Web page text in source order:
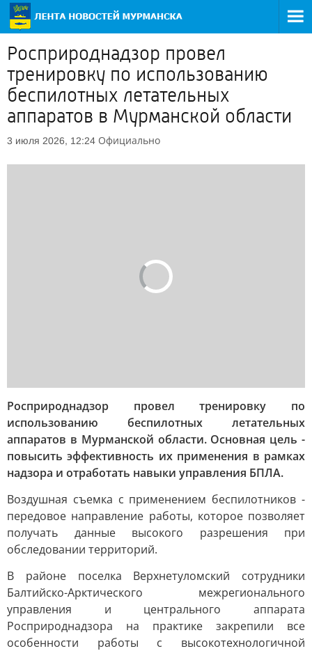
Росприроднадзор провел
тренировку по использованию
беспилотных летательных
аппаратов в Мурманской области
3 июля 2026, 12:24 Официально
Росприроднадзор провел тренировку по
использованию беспилотных летательных
аппаратов в Мурманской области. Основная цель -
повысить эффективность их применения в рамках
надзора и отработать навыки управления БПЛА.
Воздушная съемка с применением беспилотников -
передовое направление работы, которое позволяет
получать данные высокого разрешения при
обследовании территорий.
В районе поселка Верхнетуломский сотрудники
Балтийско-Арктического межрегионального
управления и центрального аппарата
Росприроднадзора на практике закрепили все
особенности работы с высокотехнологичной